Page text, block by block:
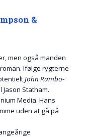
&
men også manden
Ifølge rygterne
John Rambo-
Statham.
Media. Hans
uden at gå på